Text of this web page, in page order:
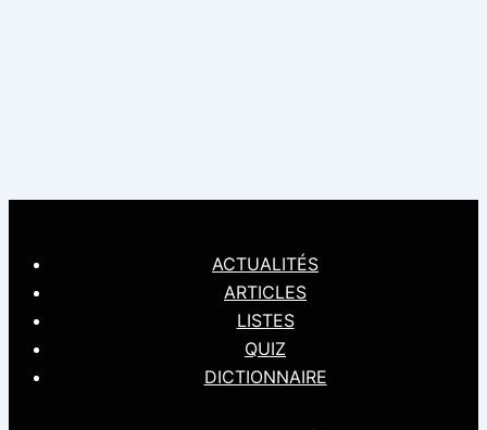
ACTUALITÉS
ARTICLES
LISTES
QUIZ
DICTIONNAIRE